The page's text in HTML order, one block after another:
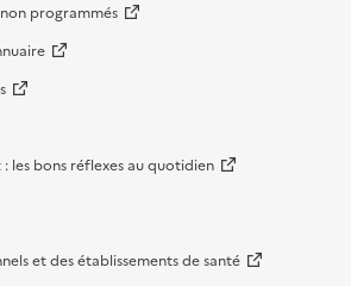
programmés
les bons réflexes au quotidien
et des établissements de santé